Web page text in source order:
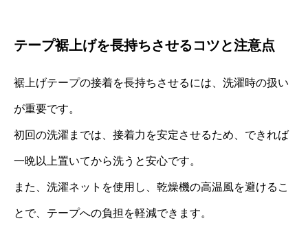
テープ裾上げを長持ちさせるコツと注意点
裾上げテープの接着を長持ちさせるには、洗濯時の扱い
が重要です。
初回の洗濯までは、接着力を安定させるため、できれば
一晩以上置いてから洗うと安心です。
また、洗濯ネットを使用し、乾燥機の高温風を避けるこ
とで、テープへの負担を軽減できます。